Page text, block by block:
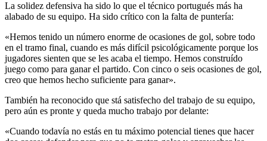
La solidez defensiva ha sido lo que el técnico portugués más ha
alabado de su equipo. Ha sido crítico con la falta de puntería:
«Hemos tenido un número enorme de ocasiones de gol, sobre todo
en el tramo final, cuando es más difícil psicológicamente porque los
jugadores sienten que se les acaba el tiempo. Hemos construído
juego como para ganar el partido. Con cinco o seis ocasiones de gol,
creo que hemos hecho suficiente para ganar».
También ha reconocido que stá satisfecho del trabajo de su equipo,
pero aún es pronte y queda mucho trabajo por delante:
«Cuando todavía no estás en tu máximo potencial tienes que hacer